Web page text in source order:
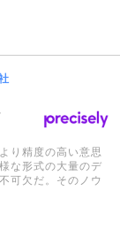
り精度の高い意思
な形式の大量のデ
可欠だ。そのノウ